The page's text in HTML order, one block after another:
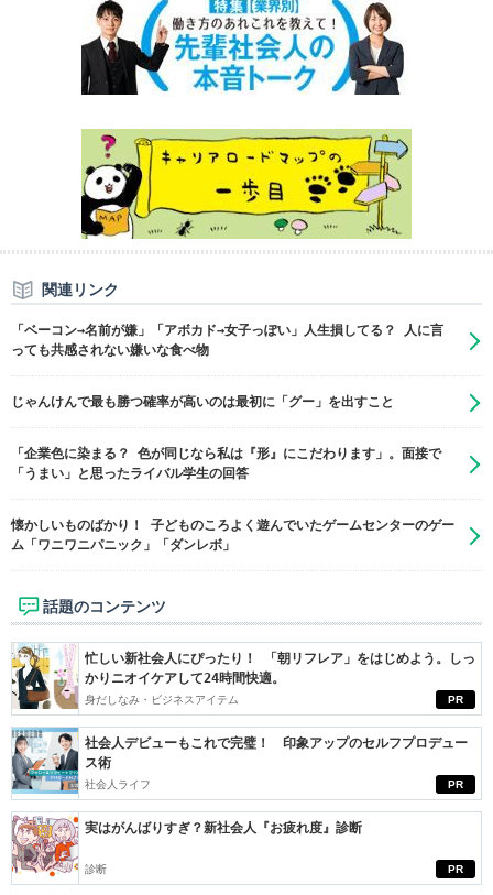
関連リンク
「ベーコン→名前が嫌」「アボカド→女子っぽい」人生損してる？ 人に言
っても共感されない嫌いな食べ物
じゃんけんで最も勝つ確率が高いのは最初に「グー」を出すこと
「企業色に染まる？ 色が同じなら私は『形』にこだわります」。面接で
「うまい」と思ったライバル学生の回答
懐かしいものばかり！ 子どものころよく遊んでいたゲームセンターのゲー
ム「ワニワニパニック」「ダンレボ」
話題のコンテンツ
PR
忙しい新社会人にぴったり！ 「朝リフレア」をはじめよう。しっ
かりニオイケアして24時間快適。
身だしなみ・ビジネスアイテム
PR
社会人デビューもこれで完璧！ 印象アップのセルフプロデュー
ス術
社会人ライフ
PR
実はがんばりすぎ？新社会人『お疲れ度』診断
診断